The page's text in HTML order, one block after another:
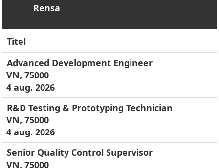
Rensa
Titel
Advanced Development Engineer
VN, 75000
4 aug. 2026
R&D Testing & Prototyping Technician
VN, 75000
4 aug. 2026
Senior Quality Control Supervisor
VN, 75000